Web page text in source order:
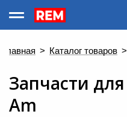
Каталог товаров
Главная > Каталог товаров >
Запчасти для
Am